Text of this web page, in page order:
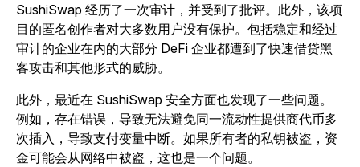
SushiSwap 经历了一次审计，并受到了批评。此外，该项
目的匿名创作者对大多数用户没有保护。包括稳定和经过
审计的企业在内的大部分 DeFi 企业都遭到了快速借贷黑
客攻击和其他形式的威胁。
此外，最近在 SushiSwap 安全方面也发现了一些问题。
例如，存在错误，导致无法避免同一流动性提供商代币多
次插入，导致支付变量中断。如果所有者的私钥被盗，资
金可能会从网络中被盗，这也是一个问题。